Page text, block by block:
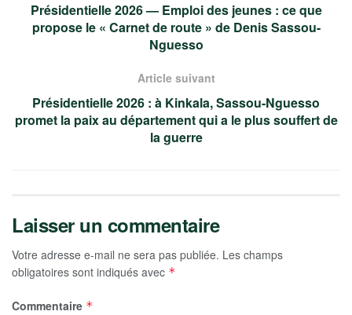
Présidentielle 2026 — Emploi des jeunes : ce que
propose le « Carnet de route » de Denis Sassou-
Nguesso
Article suivant
Présidentielle 2026 : à Kinkala, Sassou-Nguesso
promet la paix au département qui a le plus souffert de
la guerre
Laisser un commentaire
Votre adresse e-mail ne sera pas publiée. Les champs
obligatoires sont indiqués avec *
Commentaire *